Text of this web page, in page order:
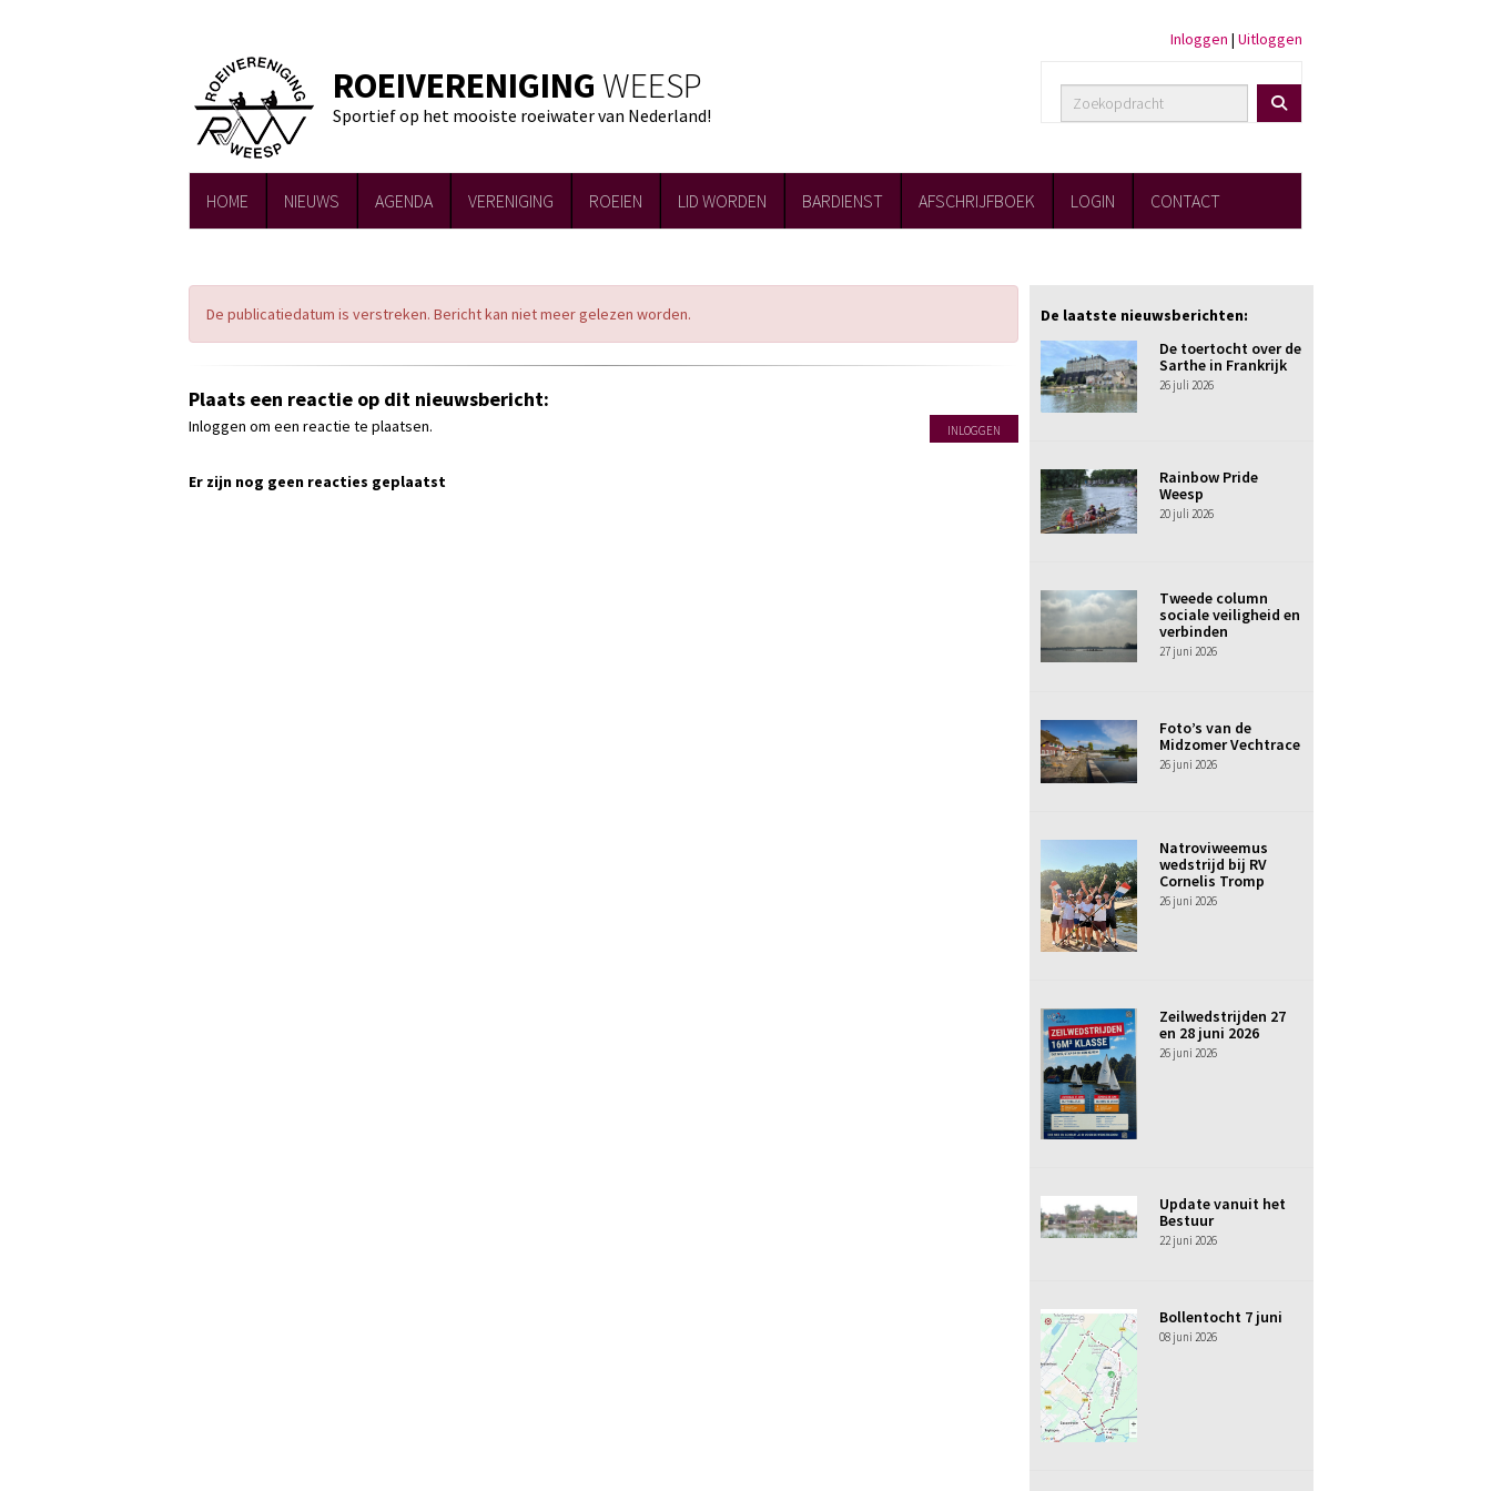
ROEIVERENIGING WEESP
Sportief op het mooiste roeiwater van Nederland!
Inloggen | Uitloggen
HOME NIEUWS AGENDA VERENIGING ROEIEN LID WORDEN BARDIENST AFSCHRIJFBOEK LOGIN CONTACT
De publicatiedatum is verstreken. Bericht kan niet meer gelezen worden.
Plaats een reactie op dit nieuwsbericht:
Inloggen om een reactie te plaatsen. INLOGGEN
Er zijn nog geen reacties geplaatst
De laatste nieuwsberichten:
De toertocht over de
Sarthe in Frankrijk
26 juli 2026
Rainbow Pride
Weesp
20 juli 2026
Tweede column
sociale veiligheid en
verbinden
27 juni 2026
Foto’s van de
Midzomer Vechtrace
26 juni 2026
Natroviweemus
wedstrijd bij RV
Cornelis Tromp
26 juni 2026
Zeilwedstrijden 27
en 28 juni 2026
26 juni 2026
Update vanuit het
Bestuur
22 juni 2026
Bollentocht 7 juni
08 juni 2026